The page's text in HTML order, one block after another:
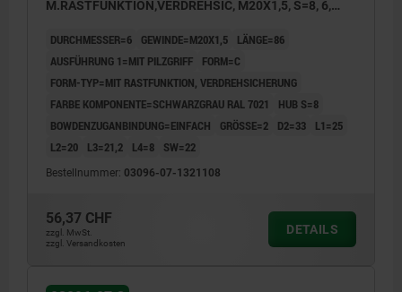
M.RASTFUNKTION,VERDREHSIC, M20X1,5, S=8, 6,
DURCHMESSER=6 GEWINDE=M20X1,5
LÄNGE=86
AUSFÜHRUNG 1=MIT PILZGRIFF
FORM=C
FORM-TYP=MIT RASTFUNKTION, VERDREHSICHERUNG
FARBE KOMPONENTE=SCHWARZGRAU RAL 7021
HUB S=8
BOWDENZUGANBINDUNG=EINFACH
GRÖSSE=2 D2=33
L1=25
L2=20
L3=21,2 L4=8 SW=22
Bestellnummer: 03096-07-1321108
56,37 CHF
zzgl. MwSt.
zzgl. Versandkosten
DETAILS